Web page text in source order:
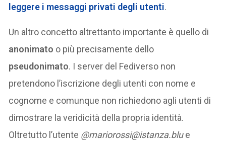
leggere i messaggi privati degli utenti.
Un altro concetto altrettanto importante è quello di
anonimato o più precisamente dello
pseudonimato. I server del Fediverso non
pretendono l’iscrizione degli utenti con nome e
cognome e comunque non richiedono agli utenti di
dimostrare la veridicità della propria identità.
Oltretutto l’utente @mariorossi@istanza.blue